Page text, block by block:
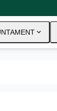
expand_more